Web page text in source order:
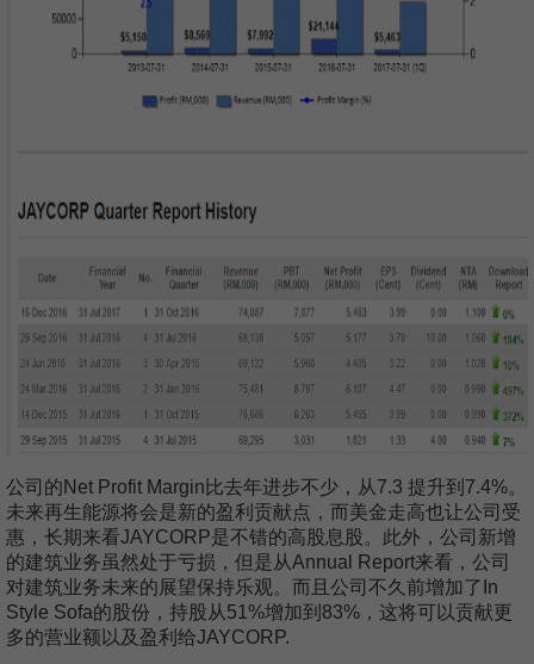
公司的Net Profit Margin比去年进步不少，从7.3 提升到7.4%。
未来再生能源将会是新的盈利贡献点，而美金走高也让公司受
惠，长期来看JAYCORP是不错的高股息股。此外，公司新增
的建筑业务虽然处于亏损，但是从Annual Report来看，公司
对建筑业务未来的展望保持乐观。而且公司不久前增加了In
Style Sofa的股份，持股从51%增加到83%，这将可以贡献更
多的营业额以及盈利给JAYCORP.